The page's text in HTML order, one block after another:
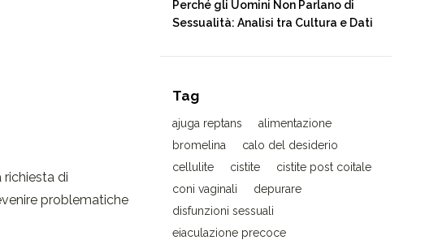
di
problematiche
Perché gli Uomini Non Parlano di
Sessualità: Analisi tra Cultura e Dati
Tag
ajuga reptans
alimentazione
bromelina
calo del desiderio
cellulite
cistite
cistite post coitale
coni vaginali
depurare
disfunzioni sessuali
eiaculazione precoce